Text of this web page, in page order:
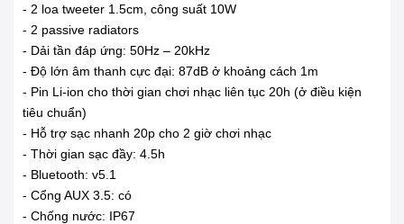
- 2 loa tweeter 1.5cm, công suất 10W
- 2 passive radiators
- Dải tần đáp ứng: 50Hz – 20kHz
- Độ lớn âm thanh cực đại: 87dB ở khoảng cách 1m
- Pin Li-ion cho thời gian chơi nhạc liên tục 20h (ở điều kiện
tiêu chuẩn)
- Hỗ trợ sạc nhanh 20p cho 2 giờ chơi nhạc
- Thời gian sạc đầy: 4.5h
- Bluetooth: v5.1
- Cổng AUX 3.5: có
- Chống nước: IP67